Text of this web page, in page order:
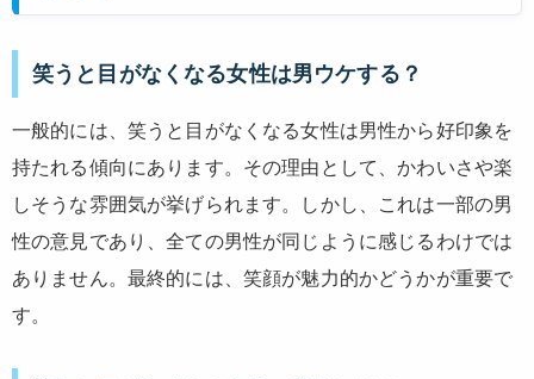
笑うと目がなくなる女性は男ウケする？
一般的には、笑うと目がなくなる女性は男性から好印象を
持たれる傾向にあります。その理由として、かわいさや楽
しそうな雰囲気が挙げられます。しかし、これは一部の男
性の意見であり、全ての男性が同じように感じるわけでは
ありません。最終的には、笑顔が魅力的かどうかが重要で
す。